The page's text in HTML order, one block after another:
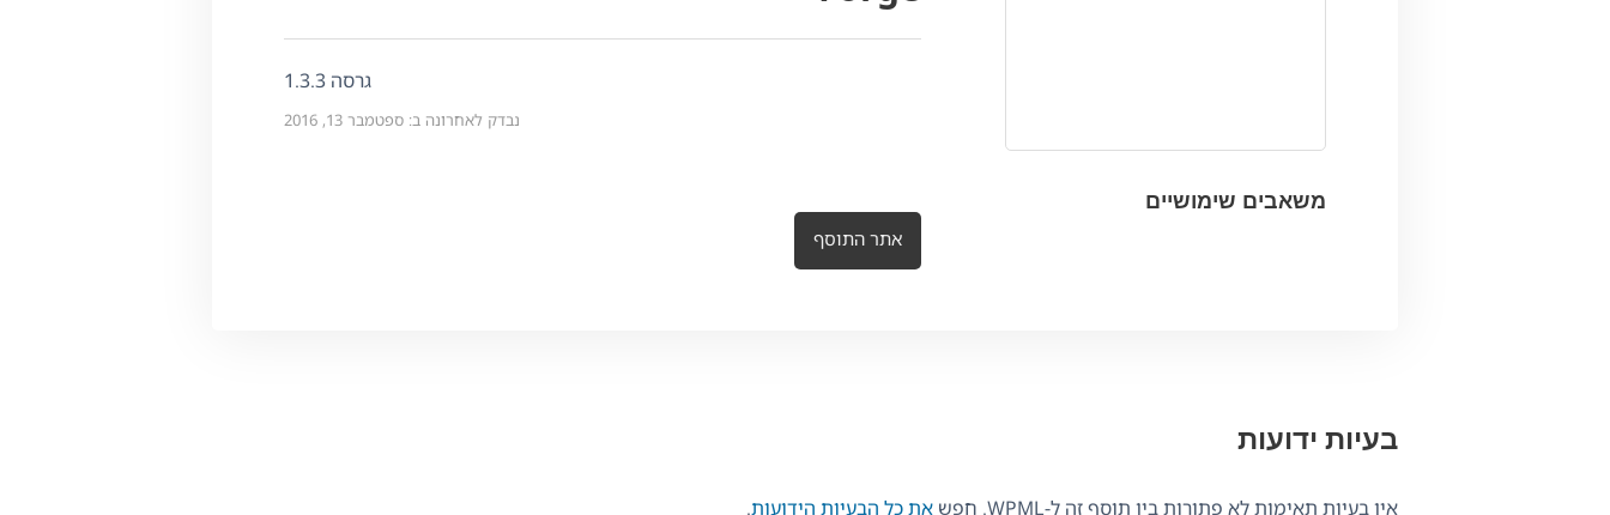
משאבים שימושיים
גרסה 1.3.3
נבדק לאחרונה ב: ספטמבר 13, 2016
אתר התוסף
בעיות ידועות
אין בעיות תאימות לא פתורות בין תוסף זה ל-WPML. חפש את כל הבעיות הידועות.